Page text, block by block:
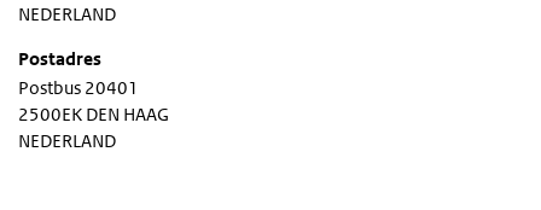
NEDERLAND
Postadres
Postbus 20401
2500EK DEN HAAG
NEDERLAND